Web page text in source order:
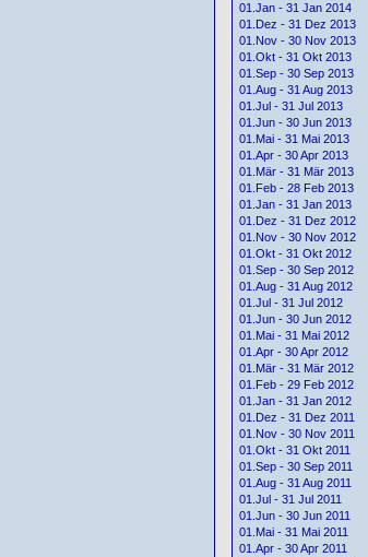
01.Jan - 31 Jan 2014
01.Dez - 31 Dez 2013
01.Nov - 30 Nov 2013
01.Okt - 31 Okt 2013
01.Sep - 30 Sep 2013
01.Aug - 31 Aug 2013
01.Jul - 31 Jul 2013
01.Jun - 30 Jun 2013
01.Mai - 31 Mai 2013
01.Apr - 30 Apr 2013
01.Mär - 31 Mär 2013
01.Feb - 28 Feb 2013
01.Jan - 31 Jan 2013
01.Dez - 31 Dez 2012
01.Nov - 30 Nov 2012
01.Okt - 31 Okt 2012
01.Sep - 30 Sep 2012
01.Aug - 31 Aug 2012
01.Jul - 31 Jul 2012
01.Jun - 30 Jun 2012
01.Mai - 31 Mai 2012
01.Apr - 30 Apr 2012
01.Mär - 31 Mär 2012
01.Feb - 29 Feb 2012
01.Jan - 31 Jan 2012
01.Dez - 31 Dez 2011
01.Nov - 30 Nov 2011
01.Okt - 31 Okt 2011
01.Sep - 30 Sep 2011
01.Aug - 31 Aug 2011
01.Jul - 31 Jul 2011
01.Jun - 30 Jun 2011
01.Mai - 31 Mai 2011
01.Apr - 30 Apr 2011